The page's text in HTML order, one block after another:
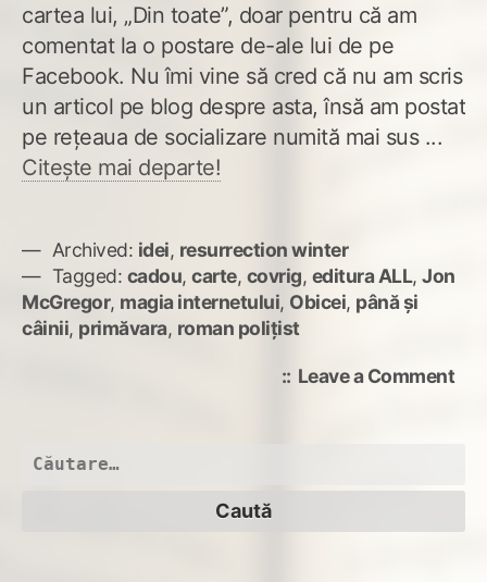
cartea lui, „Din toate”, doar pentru că am
comentat la o postare de-ale lui de pe
Facebook. Nu îmi vine să cred că nu am scris
un articol pe blog despre asta, însă am postat
pe rețeaua de socializare numită mai sus ...
Citește mai departe!
Archived: idei, resurrection winter
Tagged: cadou, carte, covrig, editura ALL, Jon
McGregor, magia internetului, Obicei, până și
câinii, primăvara, roman polițist
Leave a Commenton
Caută